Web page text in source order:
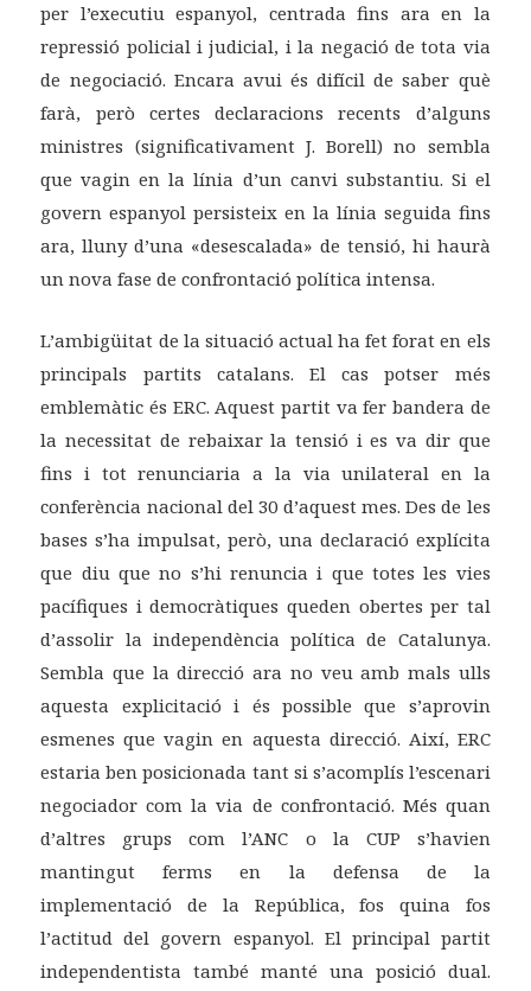
per l’executiu espanyol, centrada fins ara en la
repressió policial i judicial, i la negació de tota via
de negociació. Encara avui és difícil de saber què
farà, però certes declaracions recents d’alguns
ministres (significativament J. Borell) no sembla
que vagin en la línia d’un canvi substantiu. Si el
govern espanyol persisteix en la línia seguida fins
ara, lluny d’una «desescalada» de tensió, hi haurà
un nova fase de confrontació política intensa.
L’ambigüitat de la situació actual ha fet forat en els
principals partits catalans. El cas potser més
emblemàtic és ERC. Aquest partit va fer bandera de
la necessitat de rebaixar la tensió i es va dir que
fins i tot renunciaria a la via unilateral en la
conferència nacional del 30 d’aquest mes. Des de les
bases s’ha impulsat, però, una declaració explícita
que diu que no s’hi renuncia i que totes les vies
pacífiques i democràtiques queden obertes per tal
d’assolir la independència política de Catalunya.
Sembla que la direcció ara no veu amb mals ulls
aquesta explicitació i és possible que s’aprovin
esmenes que vagin en aquesta direcció. Així, ERC
estaria ben posicionada tant si s’acomplís l’escenari
negociador com la via de confrontació. Més quan
d’altres grups com l’ANC o la CUP s’havien
mantingut ferms en la defensa de la
implementació de la República, fos quina fos
l’actitud del govern espanyol. El principal partit
independentista també manté una posició dual.